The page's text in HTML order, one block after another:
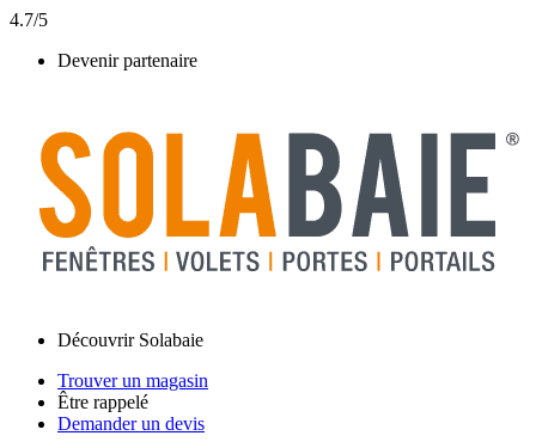
4.7/5
Devenir partenaire
Découvrir Solabaie
Trouver un magasin
Être rappelé
Demander un devis